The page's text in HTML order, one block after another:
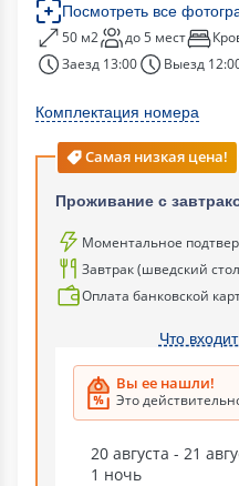
Посмотреть все
50 м2 до 5 мест
Заезд 13:00
Выезд
Комплектация номера
Самая низкая цена!
Проживание с
Моментальное
Завтрак (шведский
Оплата банковской
Что
Вы ее нашли!
Это
20 августа - 21
1 ночь